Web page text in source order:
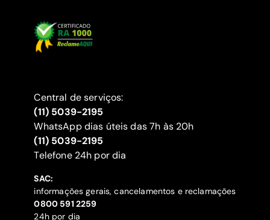
Central de serviços:
(11) 5039-2195
WhatsApp dias úteis das 7h às 20h
(11) 5039-2195
‍Telefone 24h por dia
SAC:
informações gerais, cancelamentos e reclamações
‍0800 591 2259
24h por dia